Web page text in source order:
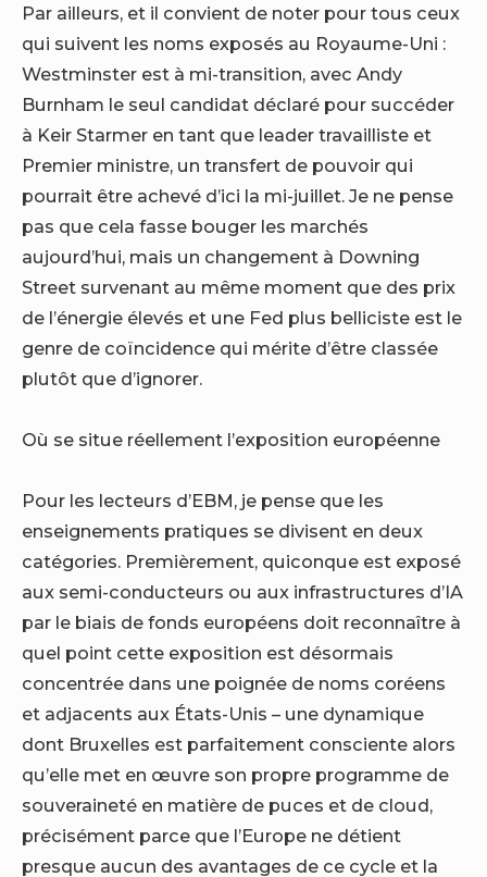
Par ailleurs, et il convient de noter pour tous ceux
qui suivent les noms exposés au Royaume-Uni :
Westminster est à mi-transition, avec Andy
Burnham le seul candidat déclaré pour succéder
à Keir Starmer en tant que leader travailliste et
Premier ministre, un transfert de pouvoir qui
pourrait être achevé d’ici la mi-juillet. Je ne pense
pas que cela fasse bouger les marchés
aujourd’hui, mais un changement à Downing
Street survenant au même moment que des prix
de l’énergie élevés et une Fed plus belliciste est le
genre de coïncidence qui mérite d’être classée
plutôt que d’ignorer.
Où se situe réellement l’exposition européenne
Pour les lecteurs d’EBM, je pense que les
enseignements pratiques se divisent en deux
catégories. Premièrement, quiconque est exposé
aux semi-conducteurs ou aux infrastructures d’IA
par le biais de fonds européens doit reconnaître à
quel point cette exposition est désormais
concentrée dans une poignée de noms coréens
et adjacents aux États-Unis – une dynamique
dont Bruxelles est parfaitement consciente alors
qu’elle met en œuvre son propre programme de
souveraineté en matière de puces et de cloud,
précisément parce que l’Europe ne détient
presque aucun des avantages de ce cycle et la